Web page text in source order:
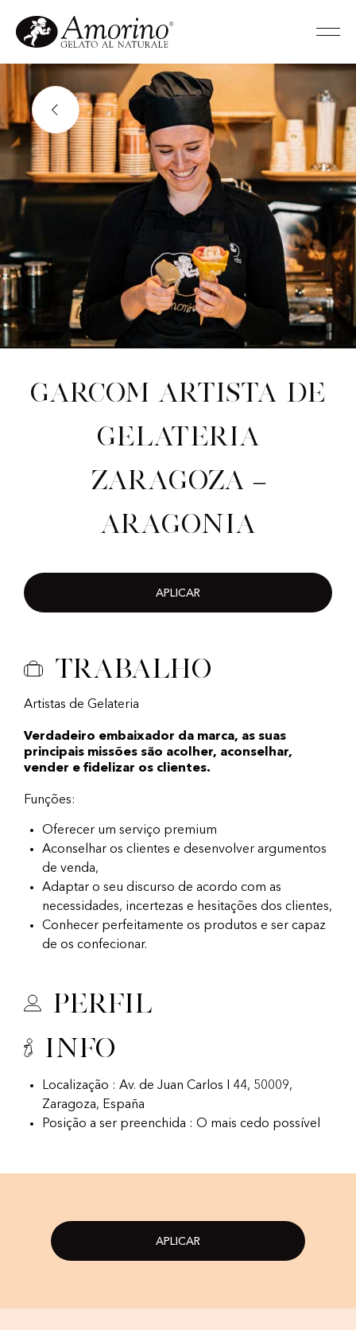
Garcom artista de
gelateria
Zaragoza –
Aragonia
APLICAR
Trabalho
Artistas de Gelateria
Verdadeiro embaixador da marca, as suas
principais missões são acolher, aconselhar,
vender e fidelizar os clientes.
Funções:
Oferecer um serviço premium
Aconselhar os clientes e desenvolver argumentos
de venda,
Adaptar o seu discurso de acordo com as
necessidades, incertezas e hesitações dos clientes,
Conhecer perfeitamente os produtos e ser capaz
de os confecionar.
Perfil
Info
Localização : Av. de Juan Carlos I 44, 50009,
Zaragoza, España
Posição a ser preenchida : O mais cedo possível
APLICAR